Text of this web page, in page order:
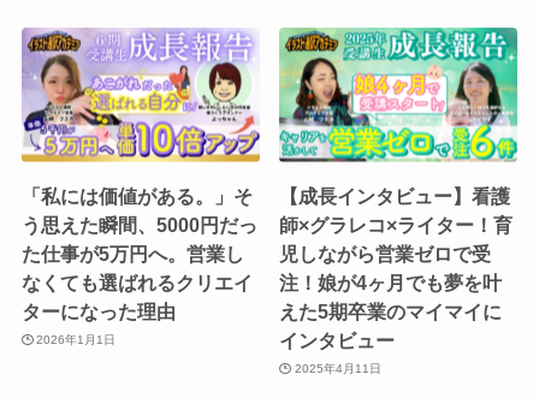
「私には価値がある。」そ
う思えた瞬間、5000円だっ
た仕事が5万円へ。営業し
なくても選ばれるクリエイ
ターになった理由
2026年1月1日
【成長インタビュー】看護
師×グラレコ×ライター！育
児しながら営業ゼロで受
注！娘が4ヶ月でも夢を叶
えた5期卒業のマイマイに
インタビュー
2025年4月11日